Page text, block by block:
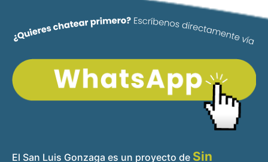
El San Luis Gonzaga es un proyecto de Sin